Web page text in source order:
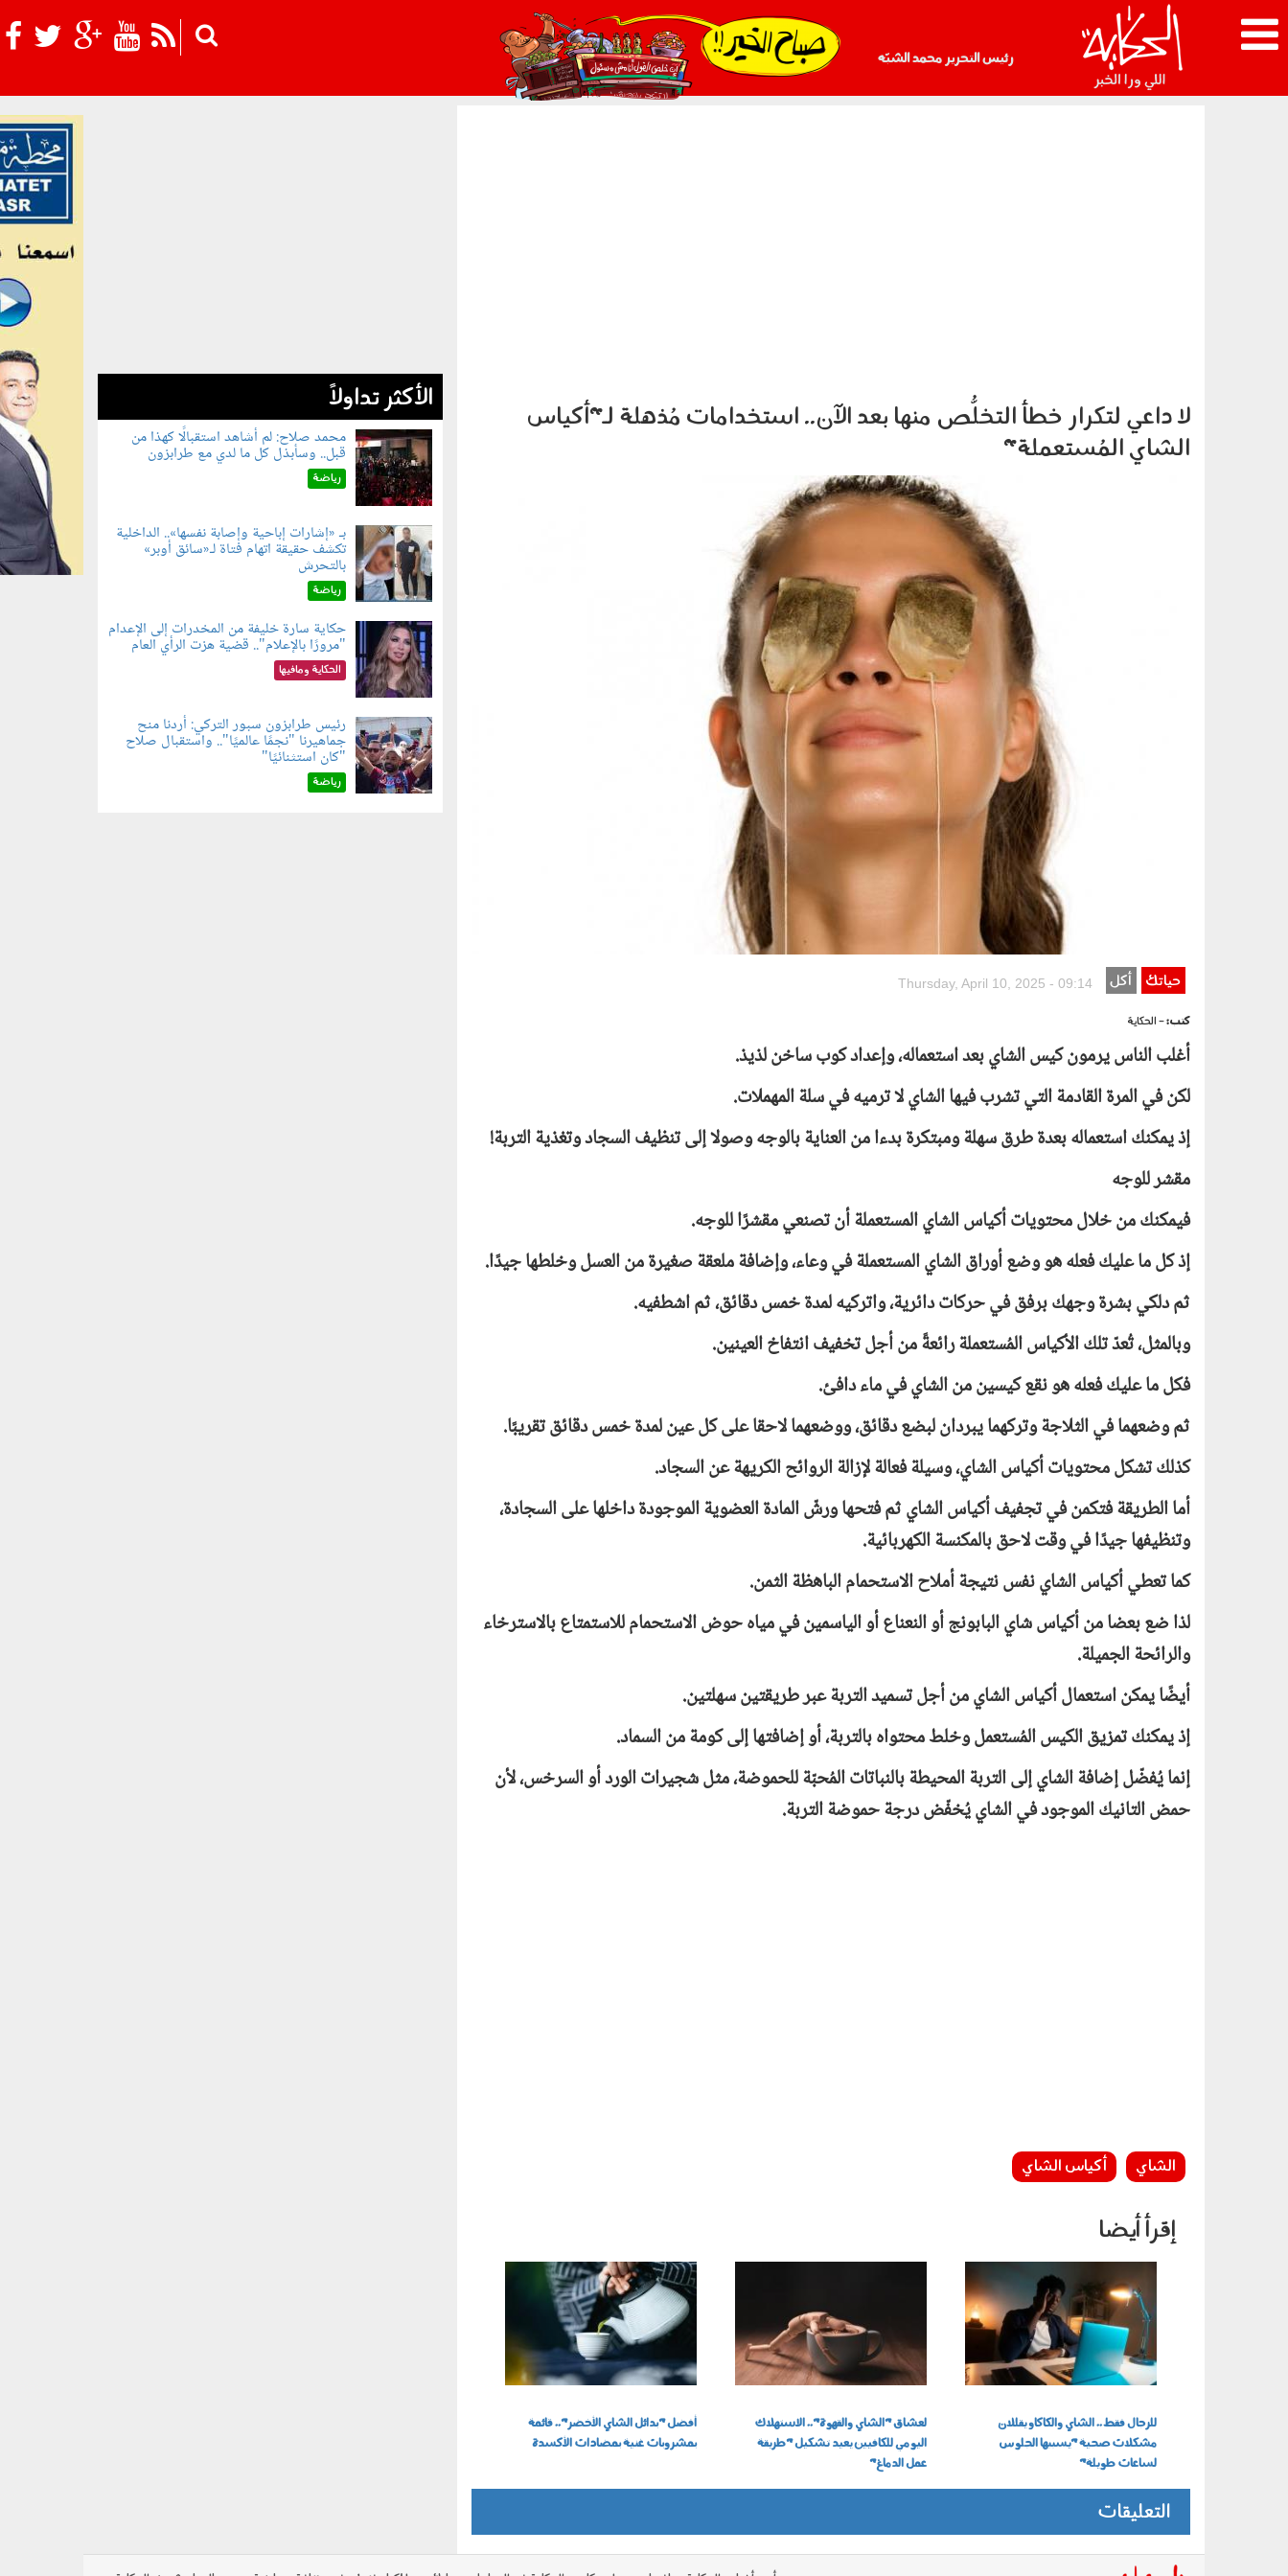
رئيس التحرير محمد الشبّه
021_2.png
لا داعي لتكرار خطأ التخلُّص منها بعد الآن.. استخدامات مُذهلة لـ"أكياس
الشاي المُستعملة"
حياتك أكل Thursday, April 10, 2025 - 09:14
كتب:- الحكاية
أغلب الناس يرمون كيس الشاي بعد استعماله، وإعداد كوب ساخن لذيذ.
لكن في المرة القادمة التي تشرب فيها الشاي لا ترميه في سلة المهملات.
إذ يمكنك استعماله بعدة طرق سهلة ومبتكرة بدءا من العناية بالوجه وصولا إلى تنظيف السجاد وتغذية التربة!
مقشر للوجه
فيمكنك من خلال محتويات أكياس الشاي المستعملة أن تصنعي مقشرًا للوجه.
إذ كل ما عليك فعله هو وضع أوراق الشاي المستعملة في وعاء، وإضافة ملعقة صغيرة من العسل وخلطها جيدًا.
ثم دلكي بشرة وجهك برفق في حركات دائرية، واتركيه لمدة خمس دقائق، ثم اشطفيه.
وبالمثل، تُعدّ تلك الأكياس المُستعملة رائعةً من أجل تخفيف انتفاخ العينين.
فكل ما عليك فعله هو نقع كيسين من الشاي في ماء دافئ.
ثم وضعهما في الثلاجة وتركهما يبردان لبضع دقائق، ووضعهما لاحقا على كل عين لمدة خمس دقائق تقريبًا.
كذلك تشكل محتويات أكياس الشاي، وسيلة فعالة لإزالة الروائح الكريهة عن السجاد.
أما الطريقة فتكمن في تجفيف أكياس الشاي ثم فتحها ورشّ المادة العضوية الموجودة داخلها على السجادة،
وتنظيفها جيدًا في وقت لاحق بالمكنسة الكهربائية.
كما تعطي أكياس الشاي نفس نتيجة أملاح الاستحمام الباهظة الثمن.
لذا ضع بعضا من أكياس شاي البابونج أو النعناع أو الياسمين في مياه حوض الاستحمام للاستمتاع بالاسترخاء
والرائحة الجميلة.
أيضًا يمكن استعمال أكياس الشاي من أجل تسميد التربة عبر طريقتين سهلتين.
إذ يمكنك تمزيق الكيس المُستعمل وخلط محتواه بالتربة، أو إضافتها إلى كومة من السماد.
إنما يُفضّل إضافة الشاي إلى التربة المحيطة بالنباتات المُحبّة للحموضة، مثل شجيرات الورد أو السرخس، لأن
حمض التانيك الموجود في الشاي يُخفّض درجة حموضة التربة.
الشاي أكياس الشاي
إقرأ أيضا
100402.jpg
للرجال فقط.. الشاي والكاكاو يقللان
مشكلات صحية "يسببها الجلوس
لساعات طويلة"
لعشاق "الشاي والقهوة".. الاستهلاك
اليومي للكافيين يعيد تشكيل "طريقة
عمل الدماغ"
230202.jpg
أفضل "بدائل الشاي الأخضر".. قائمة
بمشروبات غنية بمضادات الأكسدة
التعليقات
الأكثر تداولاً
060802.jpg
محمد صلاح: لم أشاهد استقبالًا كهذا من
قبل.. وسأبذل كل ما لدي مع طرابزون
رياضة
060804.jpg
بـ «إشارات إباحية وإصابة نفسها».. الداخلية
تكشف حقيقة اتهام فتاة لـ«سائق أوبر»
بالتحرش
رياضة
060801.jpeg
حكاية سارة خليفة من المخدرات إلى الإعدام
"مرورًا بالإعلام".. قضية هزت الرأي العام
الحكاية ومافيها
060803.jpg
رئيس طرابزون سبور التركي: أردنا منح
جماهيرنا "نجمًا عالميًا".. واستقبال صلاح
"كان استثنائيًا"
رياضة